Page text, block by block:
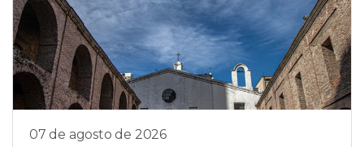
07 de agosto de 2026